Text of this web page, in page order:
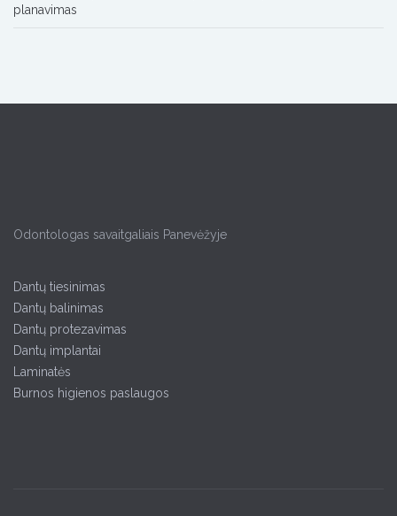
planavimas
Odontologas savaitgaliais Panevėžyje
Dantų tiesinimas
Dantų balinimas
Dantų protezavimas
Dantų implantai
Laminatės
Burnos higienos paslaugos